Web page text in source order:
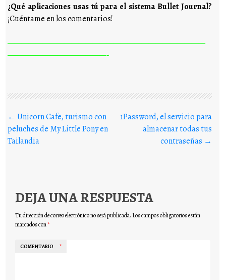
¿Qué aplicaciones usas tú para el sistema Bullet Journal?
¡Cuéntame en los comentarios!
————————————————————————————
——————————————-
Buscar en los posts
← Unicorn Cafe, turismo con
peluches de My Little Pony en
Tailandia
1Password, el servicio para
almacenar todas tus
contraseñas →
DEJA UNA RESPUESTA
Tu dirección de correo electrónico no será publicada. Los campos obligatorios están
marcados con*
COMENTARIO *